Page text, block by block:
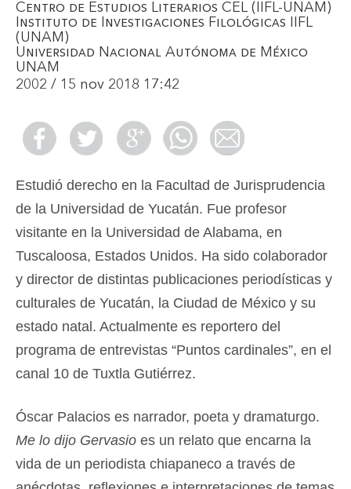
Centro de Estudios Literarios CEL (IIFL-UNAM)
Instituto de Investigaciones Filológicas IIFL
(UNAM)
Universidad Nacional Autónoma de México
UNAM
2002 / 15 nov 2018 17:42
Estudió derecho en la Facultad de Jurisprudencia
de la Universidad de Yucatán. Fue profesor
visitante en la Universidad de Alabama, en
Tuscaloosa, Estados Unidos. Ha sido colaborador
y director de distintas publicaciones periodísticas y
culturales de Yucatán, la Ciudad de México y su
estado natal. Actualmente es reportero del
programa de entrevistas “Puntos cardinales”, en el
canal 10 de Tuxtla Gutiérrez.
Óscar Palacios es narrador, poeta y dramaturgo.
Me lo dijo Gervasio es un relato que encarna la
vida de un periodista chiapaneco a través de